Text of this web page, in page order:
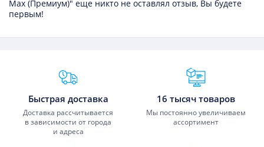
Max (Премиум)" еще никто не оставлял отзыв, Вы будете
первым!
Преимущества Fixmobile
Быстрая доставка
Доставка рассчитывается
в зависимости от города
и адреса
16 тысяч товаров
Мы постоянно увеличиваем
ассортимент